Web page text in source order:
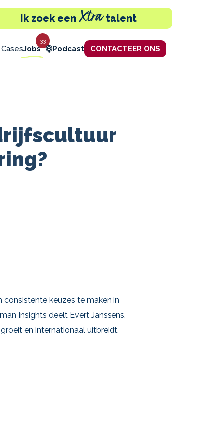
Ik zoek een Xtratalent
Jobs
33
Podcast CONTACTEER ONS
consistente keuzes te maken in
Insights deelt Evert Janssens,
en internationaal uitbreidt.